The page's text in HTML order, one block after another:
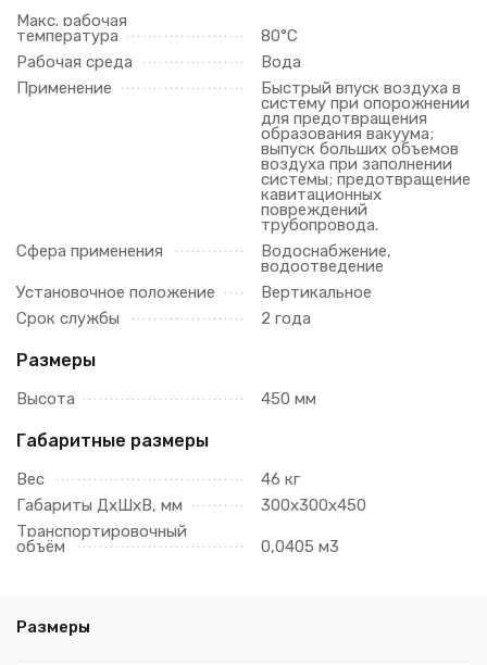
Макс. рабочая
температура
80°C
Рабочая среда
Вода
Применение
Быстрый впуск воздуха в
систему при опорожнении
для предотвращения
образования вакуума;
выпуск больших объемов
воздуха при заполнении
системы; предотвращение
кавитационных
повреждений
трубопровода.
Сфера применения
Водоснабжение,
водоотведение
Установочное положение
Вертикальное
Срок службы
2 года
Размеры
Высота 450 мм
Габаритные размеры
Вес
46 кг
Габариты ДхШхВ, мм
300х300х450
Транспортировочный
объём 0,0405 м3
Размеры